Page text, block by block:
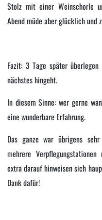
Stolz mit einer Weinschorle
Abend müde aber glücklich und
Fazit: 3 Tage später
nächstes hingeht.
In diesem Sinne: wer gerne
eine wunderbare Erfahrung.
Das ganze war übrigens
mehrere
extra darauf hinweisen sich
Dank dafür!